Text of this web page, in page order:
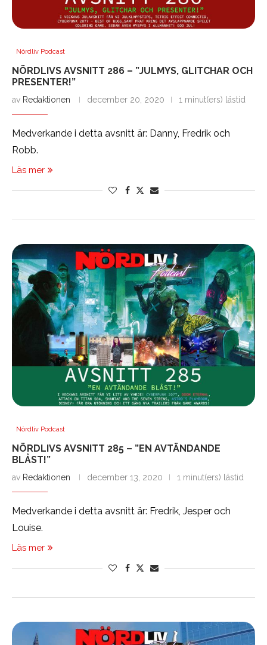
Nördliv Podcast
NÖRDLIVS AVSNITT 286 – ”JULMYS, GLITCHAR OCH
PRESENTER!”
av Redaktionen december 20, 2020 1 minut(ers) lästid
Medverkande i detta avsnitt är: Danny, Fredrik och
Robb.
Läs mer
Nördliv Podcast
NÖRDLIVS AVSNITT 285 – ”EN AVTÄNDANDE
BLÅST!”
av Redaktionen december 13, 2020 1 minut(ers) lästid
Medverkande i detta avsnitt är: Fredrik, Jesper och
Louise.
Läs mer